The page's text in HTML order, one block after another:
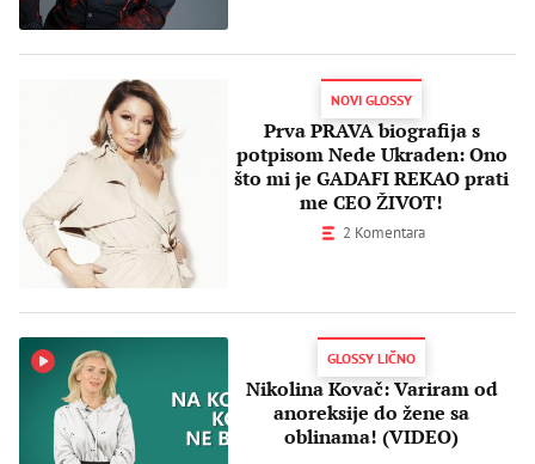
NOVI GLOSSY
Prva PRAVA biografija s
potpisom Nede Ukraden: Ono
što mi je GADAFI REKAO prati
me CEO ŽIVOT!
2 Komentara
GLOSSY LIČNO
Nikolina Kovač: Variram od
anoreksije do žene sa
oblinama! (VIDEO)